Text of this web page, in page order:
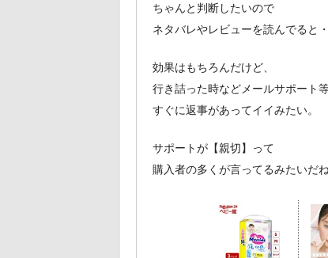
ちゃんと判断したいので
ネタバレやレビューを読んでると
効果はもちろんだけど、
行き詰った時などメールサポート等
すぐに返事があってイイみたい。
サポートが【親切】って
購入者の多くが言ってるみたいだね